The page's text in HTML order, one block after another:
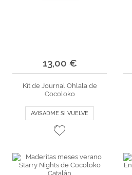
13,00 €
Kit de Journal Ohlala de
Cocoloko
AVISADME SI VUELVE